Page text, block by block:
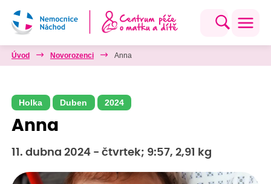
Úvod Novorozenci Anna
Holka Duben 2024
Anna
11. dubna 2024 - čtvrtek; 9:57, 2,91 kg